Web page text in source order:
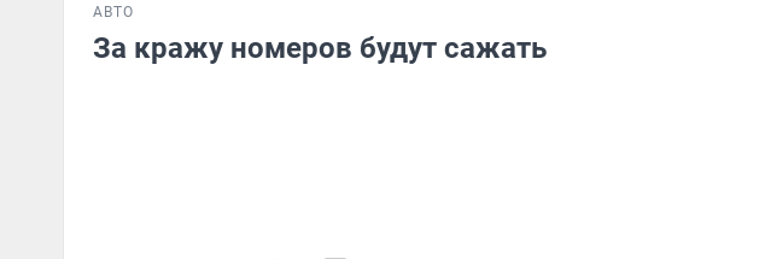
АВТО
За кражу номеров будут сажать